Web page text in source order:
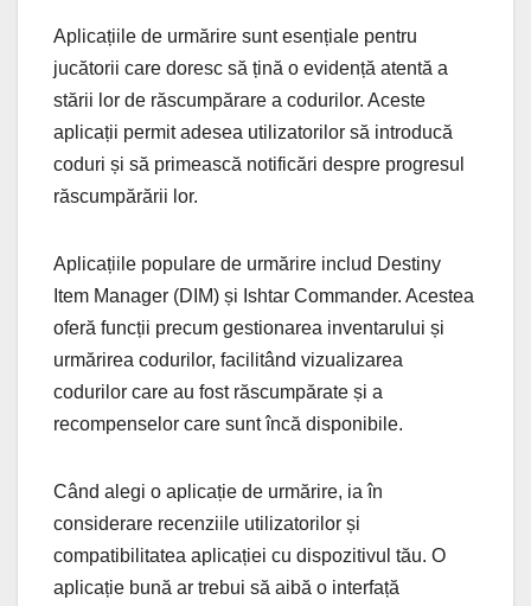
Aplicațiile de urmărire sunt esențiale pentru
jucătorii care doresc să țină o evidență atentă a
stării lor de răscumpărare a codurilor. Aceste
aplicații permit adesea utilizatorilor să introducă
coduri și să primească notificări despre progresul
răscumpărării lor.
Aplicațiile populare de urmărire includ Destiny
Item Manager (DIM) și Ishtar Commander. Acestea
oferă funcții precum gestionarea inventarului și
urmărirea codurilor, facilitând vizualizarea
codurilor care au fost răscumpărate și a
recompenselor care sunt încă disponibile.
Când alegi o aplicație de urmărire, ia în
considerare recenziile utilizatorilor și
compatibilitatea aplicației cu dispozitivul tău. O
aplicație bună ar trebui să aibă o interfață